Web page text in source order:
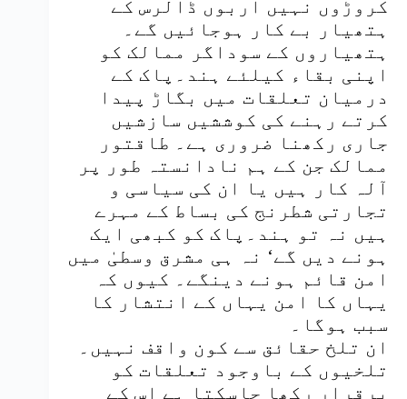
کروڑوں نہیں اربوں ڈالرس کے
ہتھیار بے کار ہوجائیں گے۔
ہتھیاروں کے سوداگر ممالک کو
اپنی بقاء کیلئے ہند۔پاک کے
درمیان تعلقات میں بگاڑ پیدا
کرتے رہنے کی کوششیں سازشیں
جاری رکھنا ضروری ہے۔ طاقتور
ممالک جن کے ہم نادانستہ طور پر
آلہ کار ہیں یا ان کی سیاسی و
تجارتی شطرنج کی بساط کے مہرے
ہیں نہ تو ہند۔پاک کو کبھی ایک
ہونے دیں گے‘ نہ ہی مشرق وسطیٰ میں
امن قائم ہونے دینگے۔ کیوں کہ
یہاں کا امن یہاں کے انتشار کا
سبب ہوگا۔
ان تلخ حقائق سے کون واقف نہیں۔
تلخیوں کے باوجود تعلقات کو
برقرار رکھا جاسکتا ہے اس کے